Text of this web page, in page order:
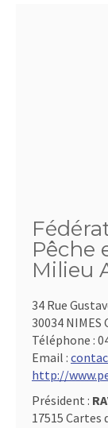
Pêche
Milieu
34 Rue
30034 NIMES
Téléphone :
Email :
http://
Président :
17515 Cartes